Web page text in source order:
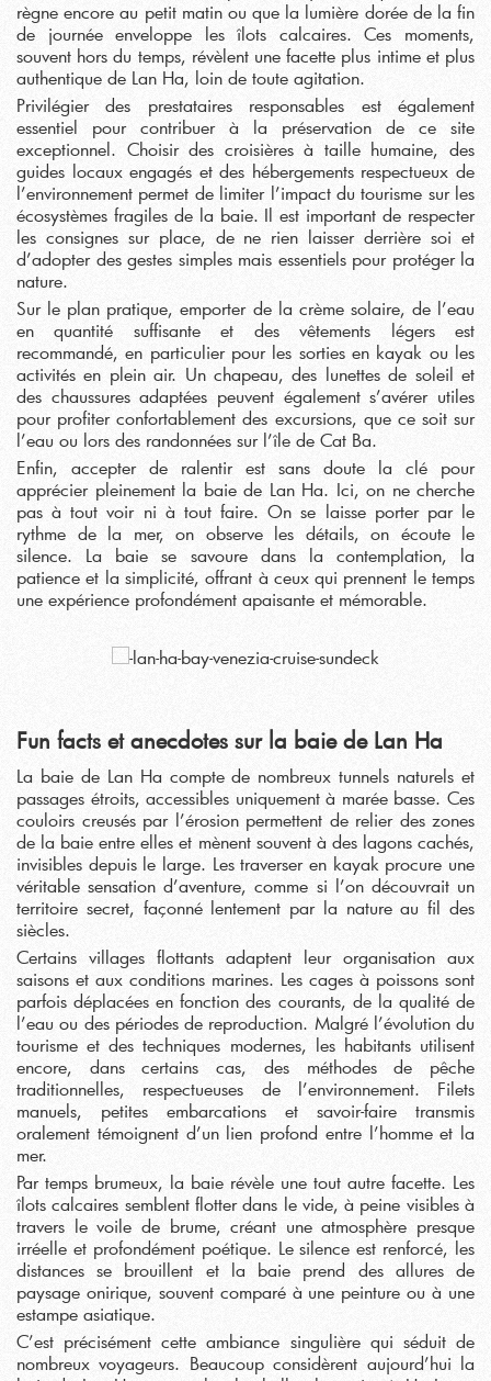
règne encore au petit matin ou que la lumière dorée de la fin
de journée enveloppe les îlots calcaires. Ces moments,
souvent hors du temps, révèlent une facette plus intime et plus
authentique de Lan Ha, loin de toute agitation.
Privilégier des prestataires responsables est également
essentiel pour contribuer à la préservation de ce site
exceptionnel. Choisir des croisières à taille humaine, des
guides locaux engagés et des hébergements respectueux de
l’environnement permet de limiter l’impact du tourisme sur les
écosystèmes fragiles de la baie. Il est important de respecter
les consignes sur place, de ne rien laisser derrière soi et
d’adopter des gestes simples mais essentiels pour protéger la
nature.
Sur le plan pratique, emporter de la crème solaire, de l’eau
en quantité suffisante et des vêtements légers est
recommandé, en particulier pour les sorties en kayak ou les
activités en plein air. Un chapeau, des lunettes de soleil et
des chaussures adaptées peuvent également s’avérer utiles
pour profiter confortablement des excursions, que ce soit sur
l’eau ou lors des randonnées sur l’île de Cat Ba.
Enfin, accepter de ralentir est sans doute la clé pour
apprécier pleinement la baie de Lan Ha. Ici, on ne cherche
pas à tout voir ni à tout faire. On se laisse porter par le
rythme de la mer, on observe les détails, on écoute le
silence. La baie se savoure dans la contemplation, la
patience et la simplicité, offrant à ceux qui prennent le temps
une expérience profondément apaisante et mémorable.
Fun facts et anecdotes sur la baie de Lan Ha
La baie de Lan Ha compte de nombreux tunnels naturels et
passages étroits, accessibles uniquement à marée basse. Ces
couloirs creusés par l’érosion permettent de relier des zones
de la baie entre elles et mènent souvent à des lagons cachés,
invisibles depuis le large. Les traverser en kayak procure une
véritable sensation d’aventure, comme si l’on découvrait un
territoire secret, façonné lentement par la nature au fil des
siècles.
Certains villages flottants adaptent leur organisation aux
saisons et aux conditions marines. Les cages à poissons sont
parfois déplacées en fonction des courants, de la qualité de
l’eau ou des périodes de reproduction. Malgré l’évolution du
tourisme et des techniques modernes, les habitants utilisent
encore, dans certains cas, des méthodes de pêche
traditionnelles, respectueuses de l’environnement. Filets
manuels, petites embarcations et savoir-faire transmis
oralement témoignent d’un lien profond entre l’homme et la
mer.
Par temps brumeux, la baie révèle une tout autre facette. Les
îlots calcaires semblent flotter dans le vide, à peine visibles à
travers le voile de brume, créant une atmosphère presque
irréelle et profondément poétique. Le silence est renforcé, les
distances se brouillent et la baie prend des allures de
paysage onirique, souvent comparé à une peinture ou à une
estampe asiatique.
C’est précisément cette ambiance singulière qui séduit de
nombreux voyageurs. Beaucoup considèrent aujourd’hui la